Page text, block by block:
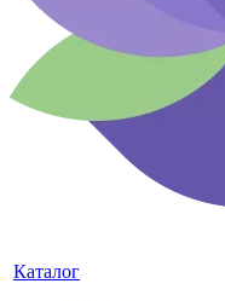
Каталог